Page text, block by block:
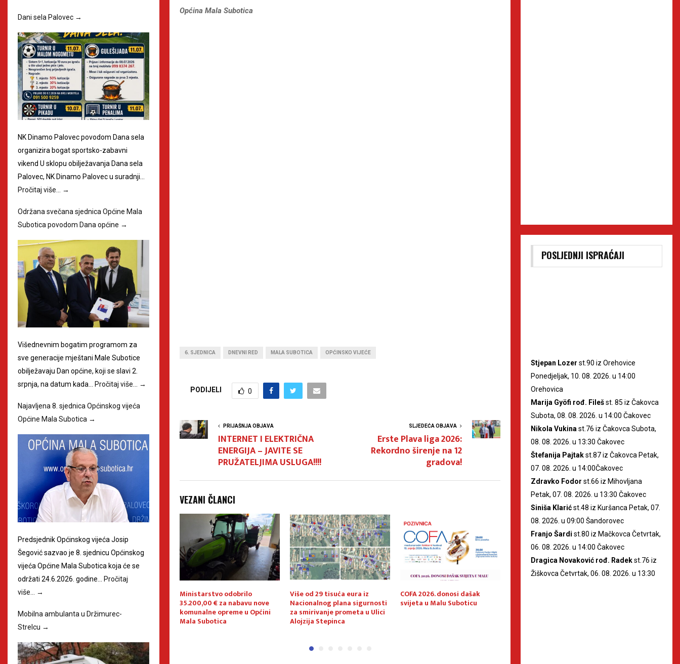
Općina Mala Subotica
6. SJEDNICA DNEVNI RED MALA SUBOTICA OPĆINSKO VIJEĆE
PODIJELI 0
PRIJAŠNJA OBJAVA
INTERNET I ELEKTRIČNA
ENERGIJA – JAVITE SE
PRUŽATELJIMA USLUGA!!!!
SLJEDEĆA OBJAVA
Erste Plava liga 2026:
Rekordno širenje na 12
gradova!
VEZANI ČLANCI
se u pilot projekt AI E-redar
Ministarstvo odobrilo
35.200,00 € za nabavu nove
komunalne opreme u Općini
Mala Subotica
Više od 29 tisuća eura iz
Nacionalnog plana sigurnosti
za smirivanje prometa u Ulici
Alojzija Stepinca
COFA 2026. donosi dašak
svijeta u Malu Suboticu
Dani sela Palovec →
NK Dinamo Palovec povodom Dana sela
organizira bogat sportsko-zabavni
vikend U sklopu obilježavanja Dana sela
Palovec, NK Dinamo Palovec u suradnji…
Pročitaj više…
→
Održana svečana sjednica Općine Mala
Subotica povodom Dana općine →
Višednevnim bogatim programom za
sve generacije mještani Male Subotice
obilježavaju Dan općine, koji se slavi 2.
srpnja, na datum kada… Pročitaj više… →
Najavljena 8. sjednica Općinskog vijeća
Općine Mala Subotica →
Predsjednik Općinskog vijeća Josip
Šegović sazvao je 8. sjednicu Općinskog
vijeća Općine Mala Subotica koja će se
održati 24.6.2026. godine… Pročitaj
više…
→
Mobilna ambulanta u Držimurec-
Strelcu →
POSLJEDNJI ISPRAĆAJI
Stjepan Lozer st.90 iz Orehovice
Ponedjeljak, 10. 08. 2026. u 14:00
Orehovica
Marija Gyöfi rođ. Filešst. 85 iz Čakovca
Subota, 08. 08. 2026. u 14:00 Čakovec
Nikola Vukina st.76 iz Čakovca Subota,
08. 08. 2026. u 13:30 Čakovec
Štefanija Pajtakst.87 iz Čakovca Petak,
07. 08. 2026. u 14:00Čakovec
Zdravko Fodor st.66 iz Mihovljana
Petak, 07. 08. 2026. u 13:30 Čakovec
Siniša Klarićst.48 iz Kuršanca Petak, 07.
08. 2026. u 09:00 Šandorovec
Franjo Šardi st.80 iz Mačkovca Četvrtak,
06. 08. 2026. u 14:00 Čakovec
Dragica Novaković rođ. Radekst.76 iz
Žiškovca Četvrtak, 06. 08. 2026. u 13:30